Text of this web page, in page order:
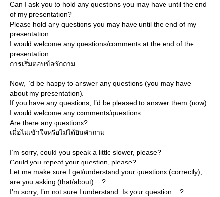
Can I ask you to hold any questions you may have until the end
of my presentation?
Please hold any questions you may have until the end of my
presentation.
I would welcome any questions/comments at the end of the
presentation.
การเริ่มตอบข้อซักถาม
Now, I’d be happy to answer any questions (you may have
about my presentation).
If you have any questions, I’d be pleased to answer them (now).
I would welcome any comments/questions.
Are there any questions?
เมื่อไม่เข้าใจหรือไม่ได้ยินคำถาม
I’m sorry, could you speak a little slower, please?
Could you repeat your question, please?
Let me make sure I get/understand your questions (correctly),
are you asking (that/about) ...?
I’m sorry, I’m not sure I understand. Is your question ...?